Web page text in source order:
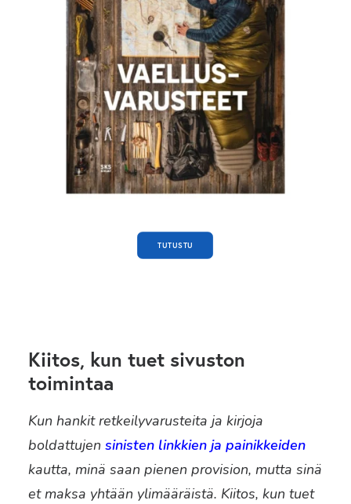
TUTUSTU
Kiitos, kun tuet sivuston
toimintaa
Kun hankit retkeilyvarusteita ja kirjoja
boldattujen sinisten linkkien ja painikkeiden
kautta, minä saan pienen provision, mutta sinä
et maksa yhtään ylimääräistä. Kiitos, kun tuet